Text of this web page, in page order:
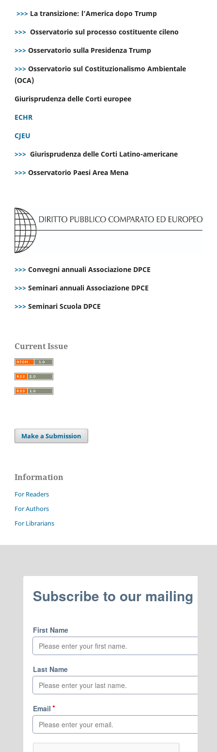
>>> La transizione: l’America dopo Trump
>>> Osservatorio sul processo costituente cileno
>>> Osservatorio sulla Presidenza Trump
>>> Osservatorio sul Costituzionalismo Ambientale
(OCA)
Giurisprudenza delle Corti europee
ECHR
CJEU
>>> Giurisprudenza delle Corti Latino-americane
>>> Osservatorio Paesi Area Mena
>>> Convegni annuali Associazione DPCE
>>> Seminari annuali Associazione DPCE
>>> Seminari Scuola DPCE
Current Issue
Make a Submission
Information
For Readers
For Authors
For Librarians